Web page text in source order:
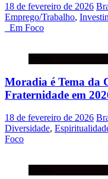
18 de fevereiro de 2026
Emprego/Trabalho,
_Em Foco
Moradia é Tema da
Fraternidade em
18 de fevereiro de 2026
Diversidade,
Foco